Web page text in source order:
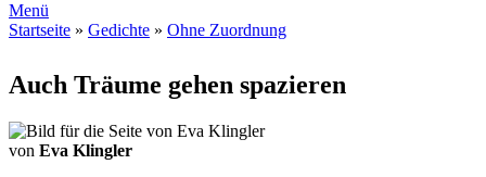
Menü
Startseite » Gedichte » Ohne Zuordnung
Auch Träume gehen spazieren
von Eva Klingler